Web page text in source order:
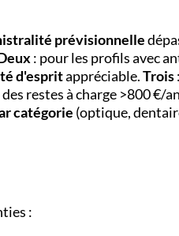
prévisionnelle
: pour les profils avec
d'espritappréciable.Trois
restes à charge >800 €/
catégorie (optique,
: